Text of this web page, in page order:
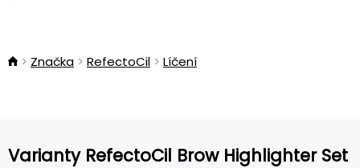
Značka RefectoCil Líčení
Varianty RefectoCil Brow Highlighter Set